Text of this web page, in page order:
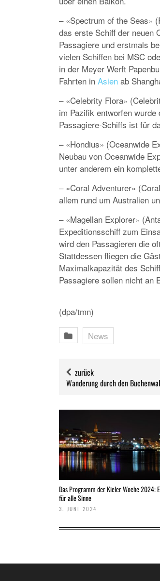
– «Spectrum of the Seas»
das erste Schiff der neuen
Passagiere und erstmals
vielen Schiffen bei MSC
in der Meyer Werft
Fahrten in Asien ab
– «Celebrity Flora»
im Pazifik entworfen
Passagiere-Schiffs ist für
– «Hondius» (Oceanwide
Neubau von Oceanwide
unter anderem ein
– «Coral Adventurer»
allem rund um Australien
– «Magellan Explorer»
Expeditionsschiff zum
wird den Passagieren die
Stattdessen fliegen die
Maximalkapazität des
Passagiere sollen nicht an
(dpa/tmn)
News
zurück
Wanderung durch den
Das Programm der Kieler Woche 2024:
für alle Sinne
3. JUNI 2024